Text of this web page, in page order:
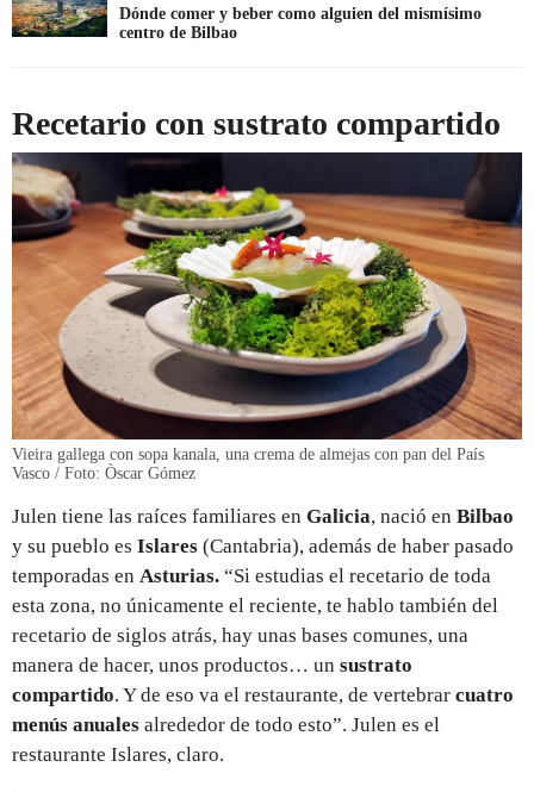
Dónde comer y beber como alguien del mismísimo
centro de Bilbao
Recetario con sustrato compartido
Vieira gallega con sopa kanala, una crema de almejas con pan del País
Vasco / Foto: Òscar Gómez
Julen tiene las raíces familiares en Galicia, nació en Bilbao
y su pueblo es Islares (Cantabria), además de haber pasado
temporadas en Asturias. “Si estudias el recetario de toda
esta zona, no únicamente el reciente, te hablo también del
recetario de siglos atrás, hay unas bases comunes, una
manera de hacer, unos productos… un sustrato
compartido. Y de eso va el restaurante, de vertebrar cuatro
menús anuales alrededor de todo esto”. Julen es el
restaurante Islares, claro.